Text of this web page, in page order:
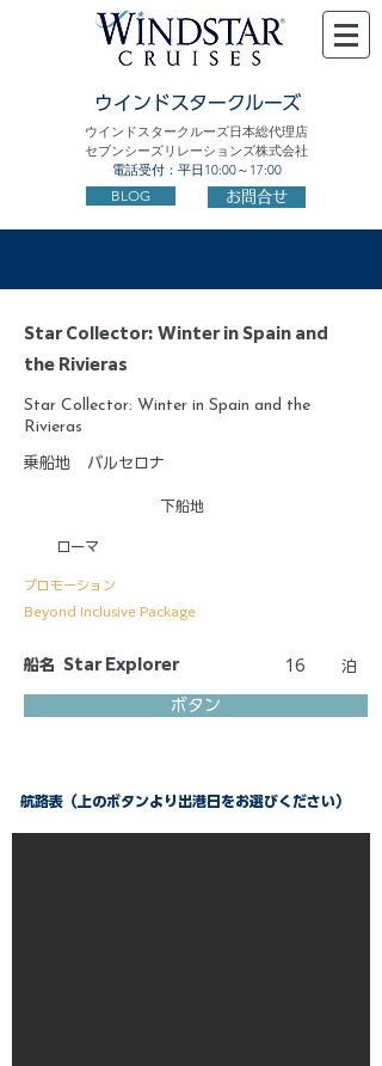
ウインドスタークルーズ
ウインドスタークルーズ日本総代理店
セブンシーズリレーションズ株式会社
電話受付：平日10:00～17:00
BLOG お問合せ
Star Collector: Winter in Spain and
the Rivieras
Star Collector: Winter in Spain and the
Rivieras
乗船地 バルセロナ
下船地
ローマ
プロモーション
Beyond Inclusive Package
船名 Star Explorer 16 泊
ボタン
航路表（上のボタンより出港日をお選びください）